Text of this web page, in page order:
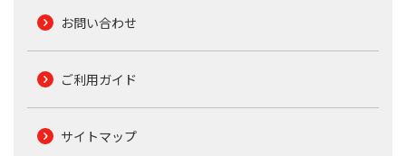
お問い合わせ
ご利用ガイド
サイトマップ